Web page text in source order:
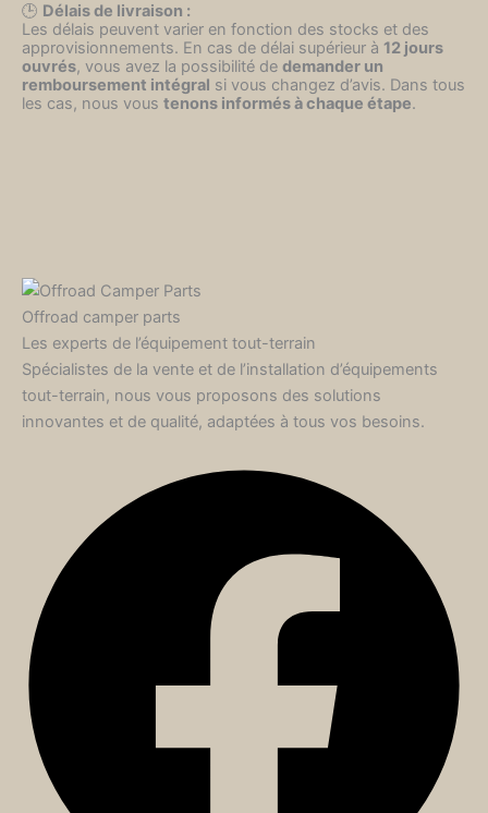
🕒 Délais de livraison :
Les délais peuvent varier en fonction des stocks et des
approvisionnements. En cas de délai supérieur à 12 jours
ouvrés, vous avez la possibilité de demander un
remboursement intégral si vous changez d’avis. Dans tous
les cas, nous vous tenons informés à chaque étape.
Offroad camper parts
Les experts de l’équipement tout-terrain
Spécialistes de la vente et de l’installation d’équipements
tout-terrain, nous vous proposons des solutions
innovantes et de qualité, adaptées à tous vos besoins.